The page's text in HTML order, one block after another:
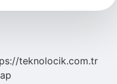
teknolocik.com.tr